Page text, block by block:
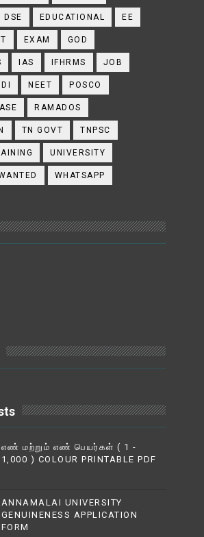
DSE EDUCATIONAL EE
EXAM GOD
IAS IFHRMS JOB
NEET POSCO
RAMADOS
TN GOVT TNPSC
UNIVERSITY
WHATSAPP
எண் மற்றும் எண் பெயர்கள் ( 1 -
1,000 ) COLOUR PRINTABLE PDF
ANNAMALAI UNIVERSITY
GENUINENESS APPLICATION
FORM